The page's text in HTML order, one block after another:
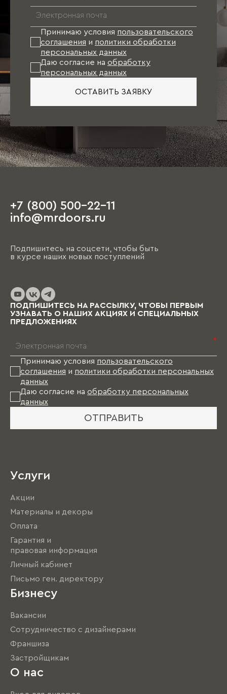
Принимаю условия пользовательского
соглашения и политики обработки
персональных данных
Даю согласие на обработку
персональных данных
ОСТАВИТЬ ЗАЯВКУ
+7 (800) 500-22-11
info@mrdoors.ru
Подпишитесь на соцсети, чтобы быть
в курсе наших новых поступлений
ПОДПИШИТЕСЬ НА РАССЫЛКУ, ЧТОБЫ ПЕРВЫМ
УЗНАВАТЬ О НАШИХ АКЦИЯХ И СПЕЦИАЛЬНЫХ
ПРЕДЛОЖЕНИЯХ
*
Принимаю условия пользовательского
соглашения и политики обработки персональных
данных
Даю согласие на обработку персональных
данных
ОТПРАВИТЬ
Услуги
Акции
Материалы и декоры
Оплата
Гарантия и
правовая информация
Личный кабинет
Письмо ген. директору
Бизнесу
Вакансии
Сотрудничество с дизайнерами
Франшиза
Застройщикам
О нас